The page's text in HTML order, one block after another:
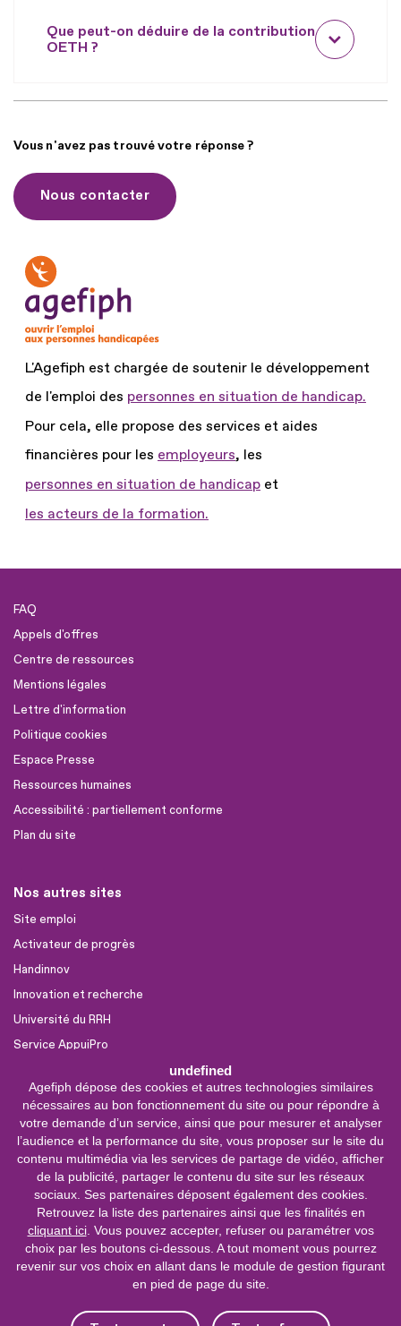
undefined
Agefiph dépose des cookies et autres technologies similaires
nécessaires au bon fonctionnement du site ou pour répondre à
votre demande d’un service, ainsi que pour mesurer et analyser
l’audience et la performance du site, vous proposer sur le site du
contenu multimédia via les services de partage de vidéo, afficher
de la publicité, partager le contenu du site sur les réseaux
sociaux. Ses partenaires déposent également des cookies.
Retrouvez la liste des partenaires ainsi que les finalités en
cliquant ici. Vous pouvez accepter, refuser ou paramétrer vos
choix par les boutons ci-dessous. A tout moment vous pourrez
revenir sur vos choix en allant dans le module de gestion figurant
en pied de page du site.
Que peut-on déduire de la contribution
OETH ?
Vous n'avez pas trouvé votre réponse ?
Nous contacter
L'Agefiph est chargée de soutenir le développement
de l'emploi des personnes en situation de handicap.
Pour cela, elle propose des services et aides
financières pour les employeurs, les
personnes en situation de handicap et
les acteurs de la formation.
FAQ
Appels d'offres
Centre de ressources
Mentions légales
Lettre d'information
Politique cookies
Espace Presse
Ressources humaines
Accessibilité : partiellement conforme
Plan du site
Nos autres sites
Site emploi
Activateur de progrès
Handinnov
Innovation et recherche
Université du RRH
Service AppuiPro
Nous suivre
Youtube
Linkedin
Facebook
0 800 11 10 09
Service &
appel gratuits
Nous contacter